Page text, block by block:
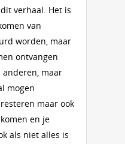
verhaal. Het is
van
wor­den, maar
ontvangen
maar
mogen
maar ook
en je
als niet alles is